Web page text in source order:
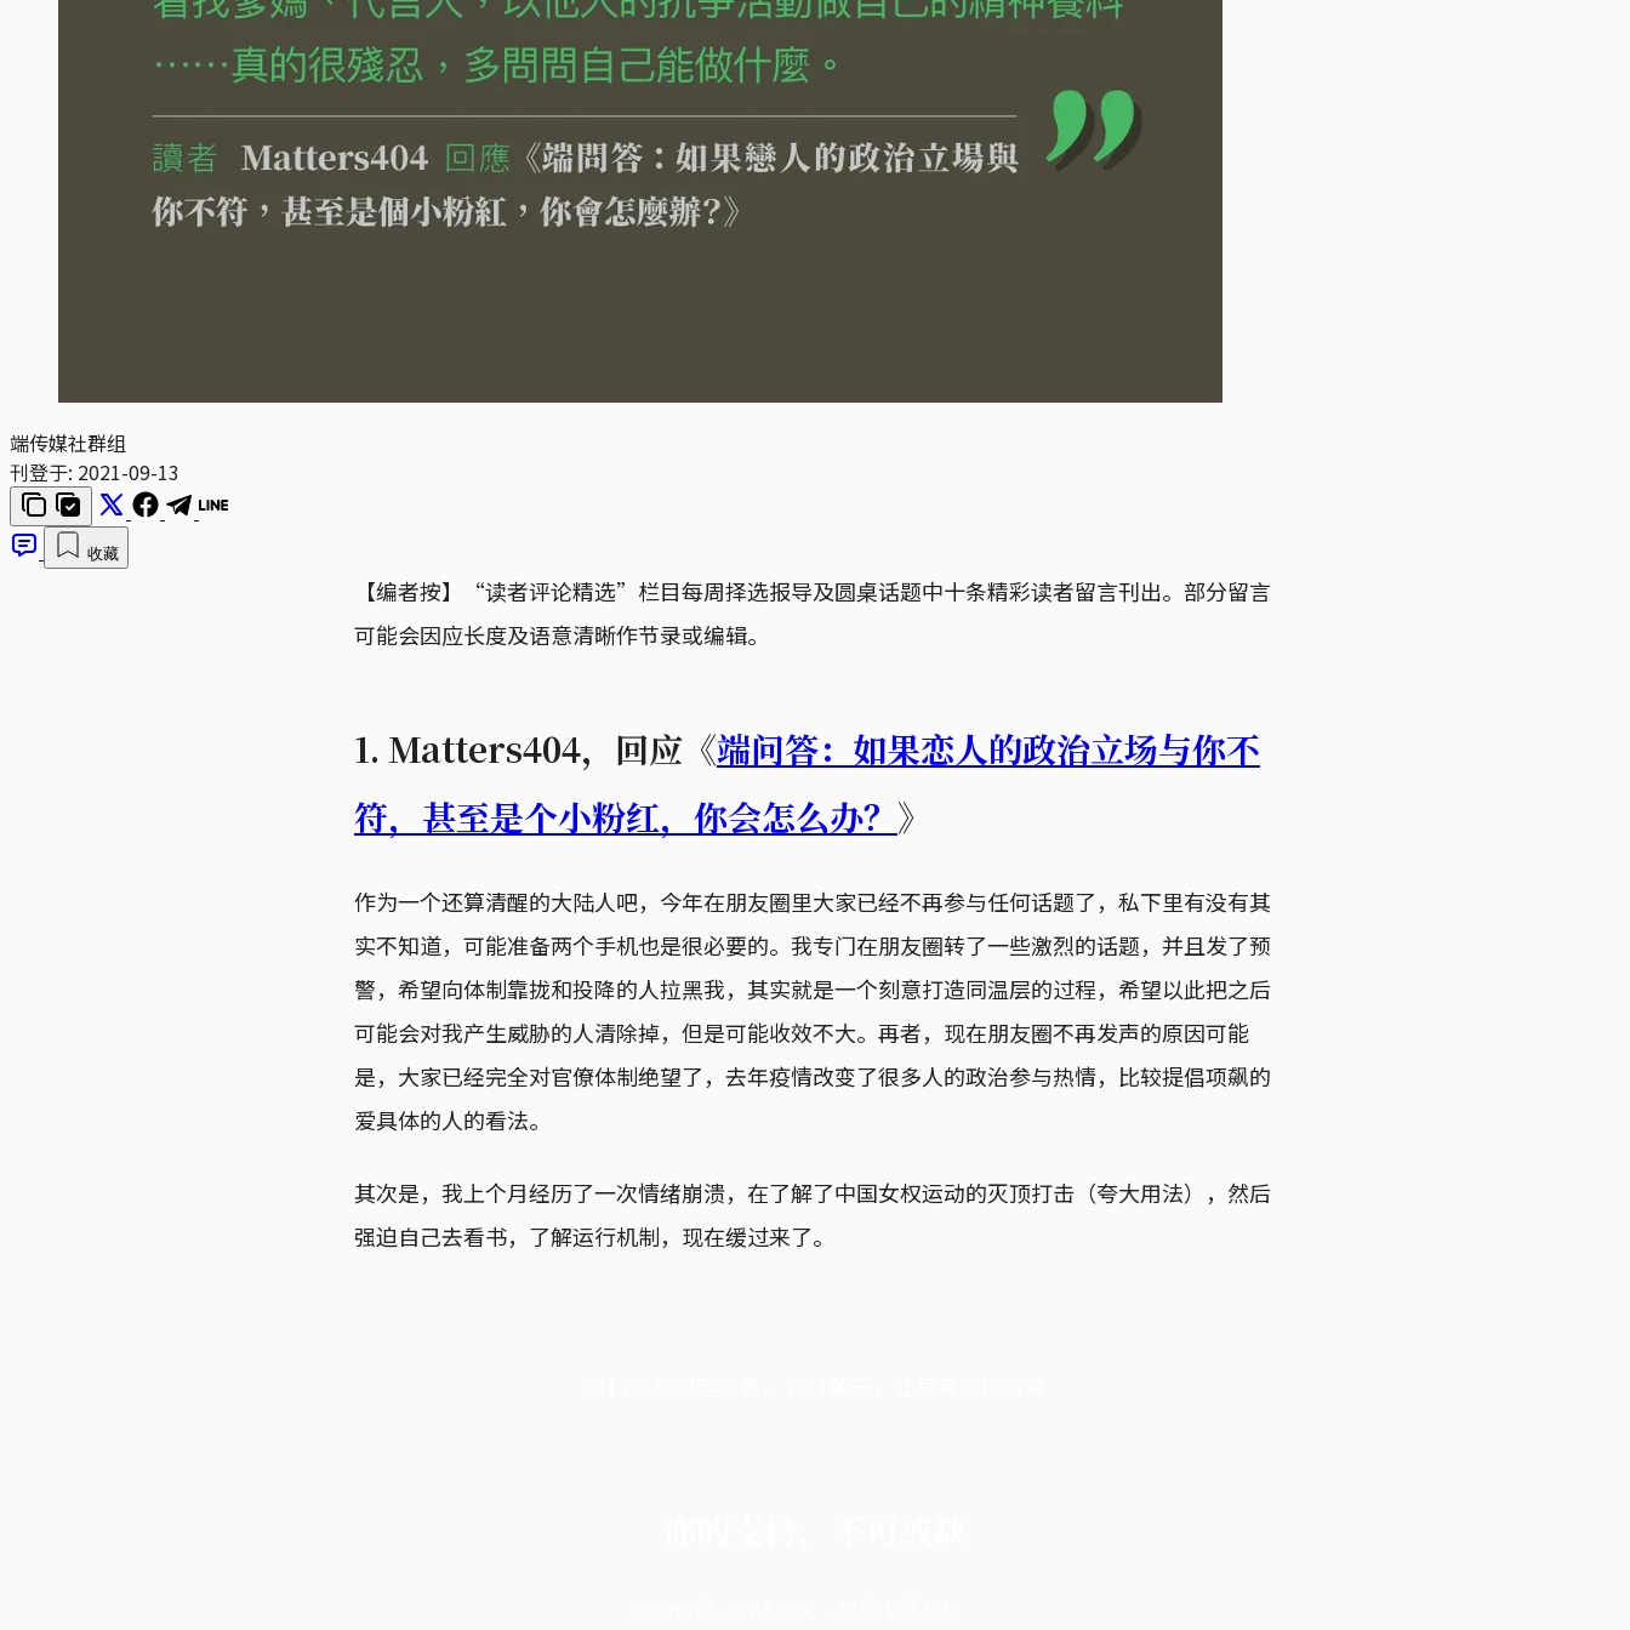
端传媒社群组
刊登于: 2021-09-13
收藏
【编者按】“读者评论精选”栏目每周择选报导及圆桌话题中十条精彩读者留言刊出。部分留言
可能会因应长度及语意清晰作节录或编辑。
1. Matters404，回应《端问答：如果恋人的政治立场与你不
符，甚至是个小粉红，你会怎么办？ 》
作为一个还算清醒的大陆人吧，今年在朋友圈里大家已经不再参与任何话题了，私下里有没有其
实不知道，可能准备两个手机也是很必要的。我专门在朋友圈转了一些激烈的话题，并且发了预
警，希望向体制靠拢和投降的人拉黑我，其实就是一个刻意打造同温层的过程，希望以此把之后
可能会对我产生威胁的人清除掉，但是可能收效不大。再者，现在朋友圈不再发声的原因可能
是，大家已经完全对官僚体制绝望了，去年疫情改变了很多人的政治参与热情，比较提倡项飙的
爱具体的人的看法。
其次是，我上个月经历了一次情绪崩溃，在了解了中国女权运动的灭顶打击（夸大用法），然后
强迫自己去看书，了解运行机制，现在缓过来了。